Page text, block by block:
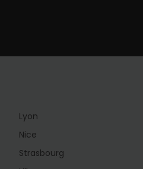
Lyon
Nice
Strasbourg